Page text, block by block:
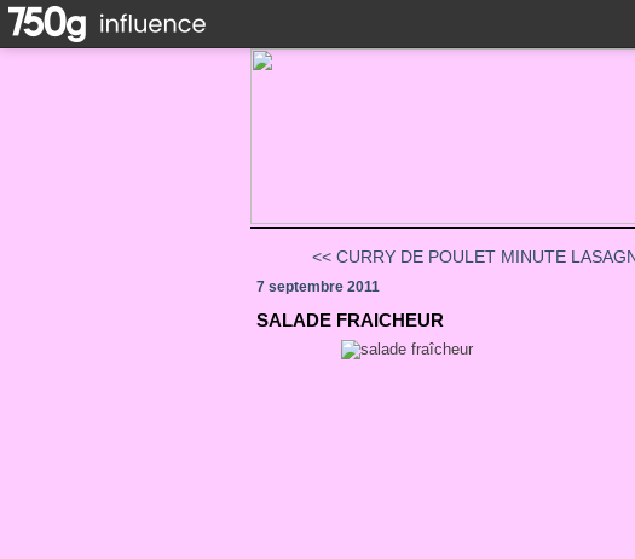
<< CURRY DE POULET MINUTE
7 septembre 2011
SALADE FRAICHEUR